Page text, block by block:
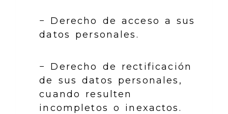
− Derecho de acceso a sus
datos personales.
− Derecho de rectificación
de sus datos personales,
cuando resulten
incompletos o inexactos.